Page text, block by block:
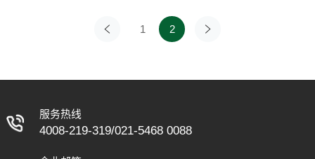
入口处和需要耐用易清洁
和湿气，确保它们在进入
圈丝地垫因其被广泛应用
于各种地面环境，用来保
上一页 1 2 下一页
服务热线
4008-219-319/021-5468 0088